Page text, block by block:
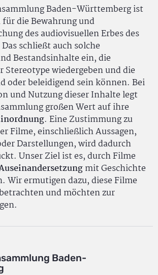
Baden-Württemberg ist
die Bewahrung und
des audiovisuellen Erbes des
schließt auch solche
Bestandsinhalte ein, die
Stereotype wiedergeben und die
oder beleidigend sein können. Bei
und Nutzung dieser Inhalte legt
großen Wert auf ihre
. Eine Zustimmung zu
Filme, einschließlich Aussagen,
Darstellungen, wird dadurch
Unser Ziel ist es, durch Filme
mit Geschichte
Wir ermutigen dazu, diese Filme
und möchten zur
Baden-